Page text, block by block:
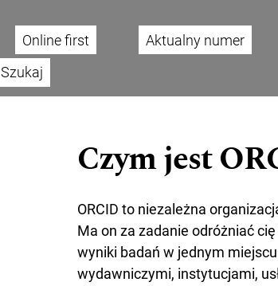
Online first Aktualny numer
Szukaj
Czym jest
ORCID to niezależna
Ma on za zadanie odróżniać
wyniki badań w jednym
wydawniczymi, instytucjami,